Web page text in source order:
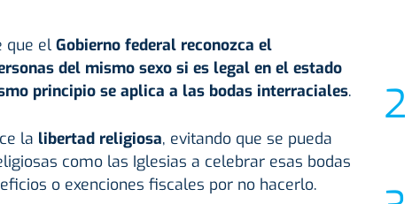
que el Gobierno federal reconozca el
del mismo sexo si es legal en el estado
principio se aplica a las bodas interraciales.
la libertad religiosa, evitando que se pueda
como las Iglesias a celebrar esas bodas
o exenciones fiscales por no hacerlo.